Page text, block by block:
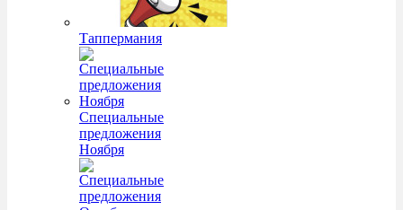
Таппермания
Специальные
предложения
Ноября